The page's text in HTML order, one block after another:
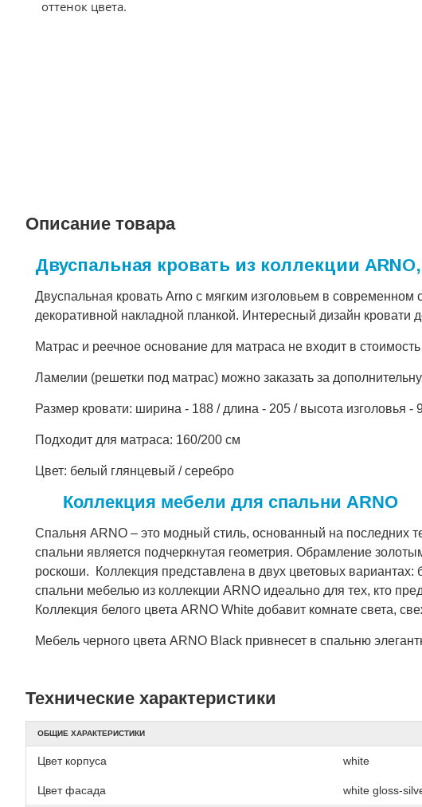
оттенок цвета.
Описание товара
Двуспальная кровать из коллекции
Двуспальная кровать Arno с мягким изголовьем в современном
декоративной накладной планкой. Интересный дизайн кровати
Матрас и реечное основание для матраса не входит в стоимость
Ламелии (решетки под матрас) можно заказать за
Размер кровати: ширина - 188 / длина - 205 / высота изголовья -
Подходит для матраса: 160/200 см
Цвет: белый глянцевый / серебро
Коллекция мебели для спальни ARNO
Спальня ARNO – это модный стиль, основанный на последних
спальни является подчеркнутая геометрия. Обрамление
роскоши. Коллекция представлена в двух цветовых
спальни мебелью из коллекции ARNO идеально для тех, кто
Коллекция белого цвета ARNO White добавит комнате света,
Мебель черного цвета ARNO Black привнесет в спальню
Технические характеристики
ОБЩИЕ ХАРАКТЕРИСТИКИ
Цвет корпуса white
Цвет фасада white gloss-